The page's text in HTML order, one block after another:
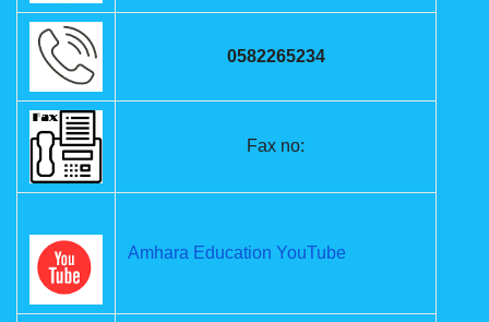
0582265234
Fax no:
Amhara Education YouTube